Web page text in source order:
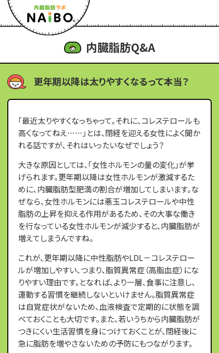
内臓脂肪Q&A
更年期以降は太りやすくなるって本当？
「最近太りやすくなっちゃって。それに、コレステロールも
高くなってねえ……」とは、閉経を迎える女性によく聞か
れる話ですが、それはいったいなぜでしょう？
大きな原因としては、「女性ホルモンの量の変化」が挙
げられます。更年期以降は女性ホルモンが激減するた
めに、内臓脂肪型肥満の割合が増加してしまいます。な
ぜなら、女性ホルモンには悪玉コレステロールや中性
脂肪の上昇を抑える作用があるため、その大事な働き
を行なっている女性ホルモンが減少すると、内臓脂肪が
増えてしまうんですね。
これが、更年期以降に中性脂肪やLDL－コレステロー
ルが増加しやすい、つまり、脂質異常症（高脂血症）にな
りやすい理由です。となれば、より一層、食事に注意し、
運動する習慣を継続しないといけません。脂質異常症
は自覚症状がないため、血液検査で定期的に状態を調
べておくことも大切です。また、若いうちから内臓脂肪が
つきにくい生活習慣を身につけておくことが、閉経後に
急に脂肪を増やさないための予防にもつながります。